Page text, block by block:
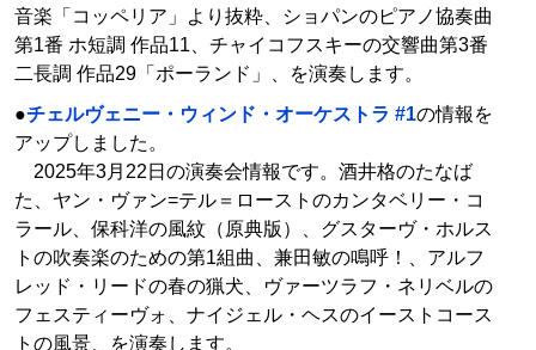
音楽「コッペリア」より抜粋、ショパンのピアノ協奏曲
第1番 ホ短調 作品11、チャイコフスキーの交響曲第3番
二長調 作品29「ポーランド」、を演奏します。
●チェルヴェニー・ウィンド・オーケストラ #1の情報を
アップしました。
2025年3月22日の演奏会情報です。酒井格のたなば
た、ヤン・ヴァン=テル＝ローストのカンタベリー・コ
ラール、保科洋の風紋（原典版）、グスターヴ・ホルス
トの吹奏楽のための第1組曲、兼田敏の鳴呼！、アルフ
レッド・リードの春の猟犬、ヴァーツラフ・ネリベルの
フェスティーヴォ、ナイジェル・ヘスのイーストコース
トの風景、を演奏します。